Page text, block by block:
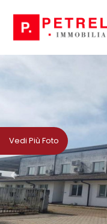
Vedi Più Foto
HOME
IN
VENDITA
IN
AFFITTO
Codice
Contratto
Qualsiasi
Vendita
Affitto